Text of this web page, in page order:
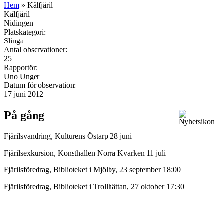
Hem » Kålfjäril
Kålfjäril
Nidingen
Platskategori:
Slinga
Antal observationer:
25
Rapportör:
Uno Unger
Datum för observation:
17 juni 2012
På gång
Fjärilsvandring, Kulturens Östarp 28 juni
Fjärilsexkursion, Konsthallen Norra Kvarken 11 juli
Fjärilsföredrag, Biblioteket i Mjölby, 23 september 18:00
Fjärilsföredrag, Biblioteket i Trollhättan, 27 oktober 17:30